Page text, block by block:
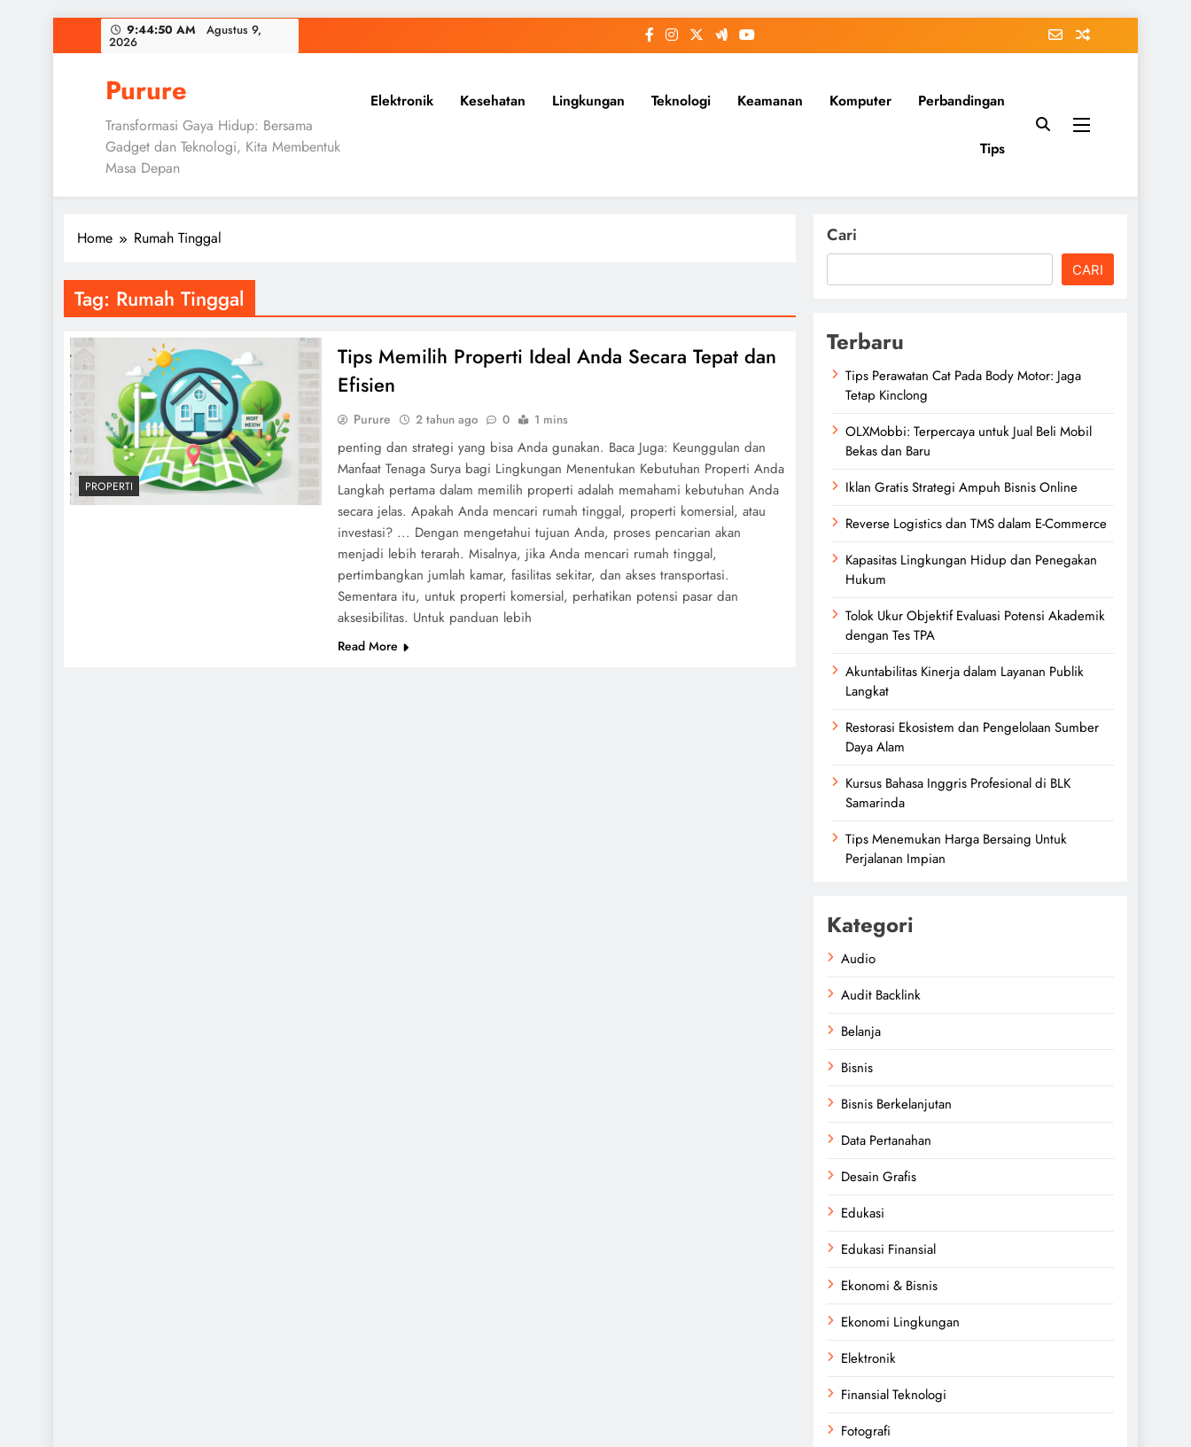
to
9:44:51 AM Agustus 9,
2026
Purure
Transformasi Gaya Hidup: Bersama
Gadget dan Teknologi, Kita Membentuk
Masa Depan
Elektronik Kesehatan Lingkungan Teknologi Keamanan Komputer Perbandingan
Tips
Home Rumah Tinggal
Tag: Rumah Tinggal
PROPERTI
Tips Memilih Properti Ideal Anda Secara Tepat dan
Efisien
Purure 2 tahun ago 0 1 mins
penting dan strategi yang bisa Anda gunakan. Baca Juga: Keunggulan dan
Manfaat Tenaga Surya bagi Lingkungan Menentukan Kebutuhan Properti Anda
Langkah pertama dalam memilih properti adalah memahami kebutuhan Anda
secara jelas. Apakah Anda mencari rumah tinggal, properti komersial, atau
investasi? ... Dengan mengetahui tujuan Anda, proses pencarian akan
menjadi lebih terarah. Misalnya, jika Anda mencari rumah tinggal,
pertimbangkan jumlah kamar, fasilitas sekitar, dan akses transportasi.
Sementara itu, untuk properti komersial, perhatikan potensi pasar dan
aksesibilitas. Untuk panduan lebih
Read More
Cari
CARI
Terbaru
Tips Perawatan Cat Pada Body Motor: Jaga
Tetap Kinclong
OLXMobbi: Terpercaya untuk Jual Beli Mobil
Bekas dan Baru
Iklan Gratis Strategi Ampuh Bisnis Online
Reverse Logistics dan TMS dalam E-Commerce
Kapasitas Lingkungan Hidup dan Penegakan
Hukum
Tolok Ukur Objektif Evaluasi Potensi Akademik
dengan Tes TPA
Akuntabilitas Kinerja dalam Layanan Publik
Langkat
Restorasi Ekosistem dan Pengelolaan Sumber
Daya Alam
Kursus Bahasa Inggris Profesional di BLK
Samarinda
Tips Menemukan Harga Bersaing Untuk
Perjalanan Impian
Kategori
Audio
Audit Backlink
Belanja
Bisnis
Bisnis Berkelanjutan
Data Pertanahan
Desain Grafis
Edukasi
Edukasi Finansial
Ekonomi & Bisnis
Ekonomi Lingkungan
Elektronik
Finansial Teknologi
Fotografi